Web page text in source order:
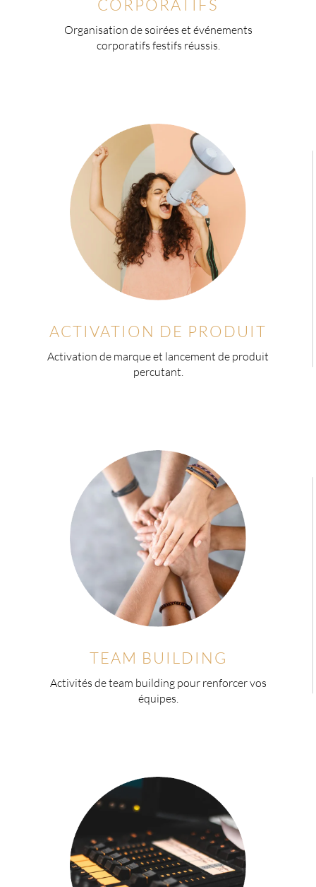
CORPORATIFS
Organisation de soirées et événements
corporatifs festifs réussis.
ACTIVATION DE PRODUIT
Activation de marque et lancement de produit
percutant.
TEAM BUILDING
Activités de team building pour renforcer vos
équipes.